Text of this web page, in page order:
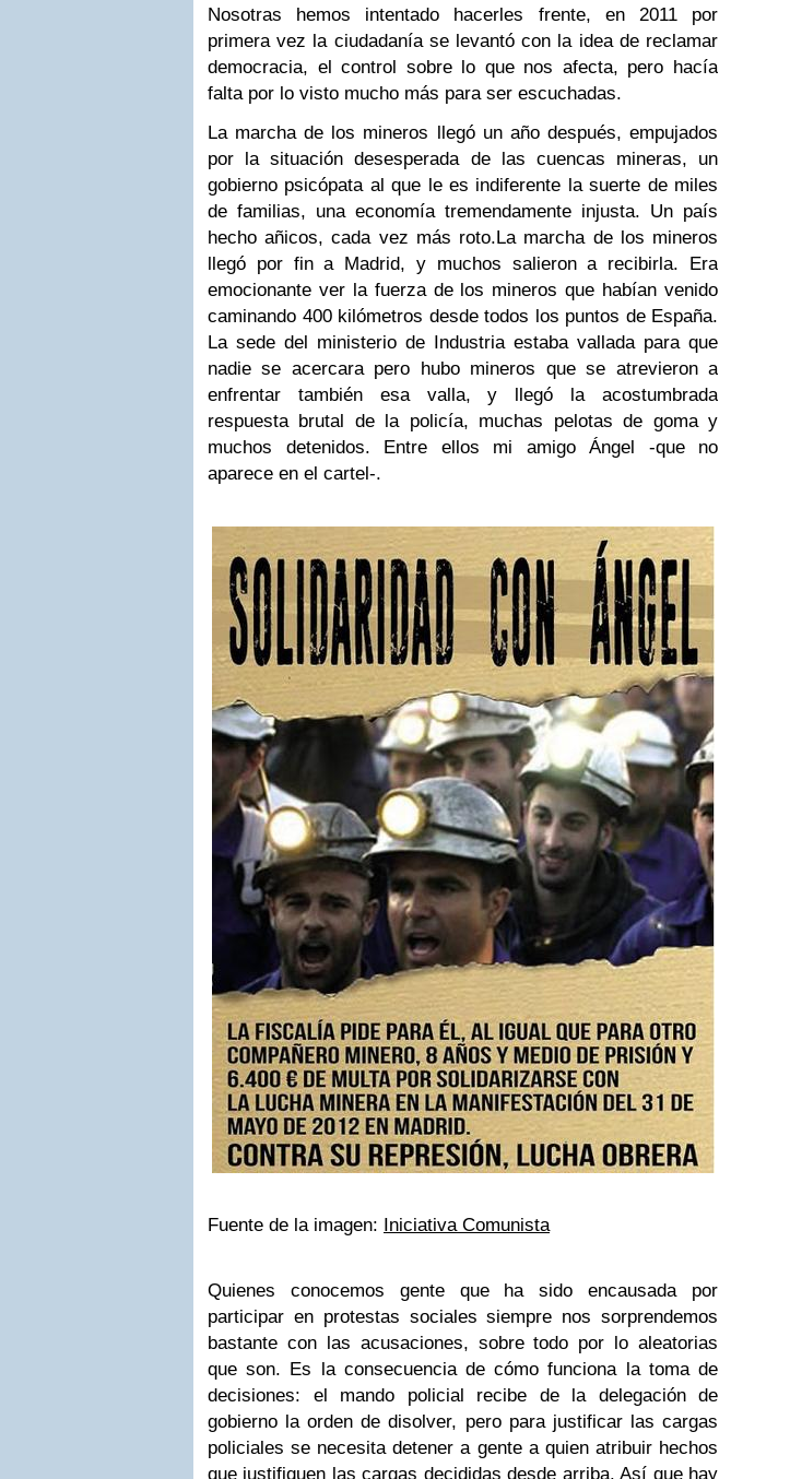
Nosotras hemos intentado hacerles frente, en 2011 por
primera vez la ciudadanía se levantó con la idea de reclamar
democracia, el control sobre lo que nos afecta, pero hacía
falta por lo visto mucho más para ser escuchadas.
La marcha de los mineros llegó un año después, empujados
por la situación desesperada de las cuencas mineras, un
gobierno psicópata al que le es indiferente la suerte de miles
de familias, una economía tremendamente injusta. Un país
hecho añicos, cada vez más roto.La marcha de los mineros
llegó por fin a Madrid, y muchos salieron a recibirla. Era
emocionante ver la fuerza de los mineros que habían venido
caminando 400 kilómetros desde todos los puntos de España.
La sede del ministerio de Industria estaba vallada para que
nadie se acercara pero hubo mineros que se atrevieron a
enfrentar también esa valla, y llegó la acostumbrada
respuesta brutal de la policía, muchas pelotas de goma y
muchos detenidos. Entre ellos mi amigo Ángel -que no
aparece en el cartel-.
Fuente de la imagen: Iniciativa Comunista
Quienes conocemos gente que ha sido encausada por
participar en protestas sociales siempre nos sorprendemos
bastante con las acusaciones, sobre todo por lo aleatorias
que son. Es la consecuencia de cómo funciona la toma de
decisiones: el mando policial recibe de la delegación de
gobierno la orden de disolver, pero para justificar las cargas
policiales se necesita detener a gente a quien atribuir hechos
que justifiquen las cargas decididas desde arriba. Así que hay